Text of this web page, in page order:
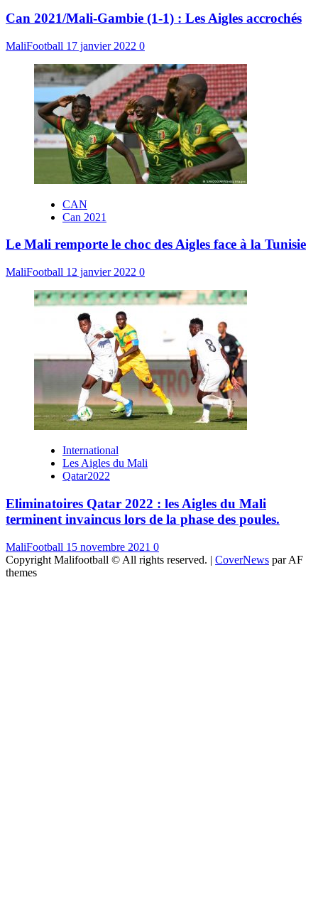
Can 2021/Mali-Gambie (1-1) : Les Aigles accrochés
MaliFootball 17 janvier 2022 0
CAN
Can 2021
Le Mali remporte le choc des Aigles face à la Tunisie
MaliFootball 12 janvier 2022 0
International
Les Aigles du Mali
Qatar2022
Eliminatoires Qatar 2022 : les Aigles du Mali
terminent invaincus lors de la phase des poules.
MaliFootball 15 novembre 2021 0
Copyright Malifootball © All rights reserved. | CoverNews par AF
themes